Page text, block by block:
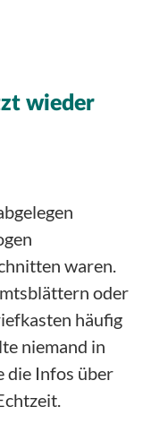
wieder
waren.
oder
häufig
niemand in
die Infos über